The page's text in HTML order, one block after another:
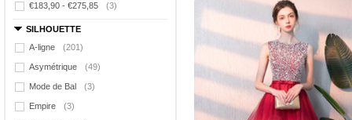
€183,90 - €275,85 (3)
SILHOUETTE
A-ligne
(201)
Asymétrique (49)
Mode de Bal (3)
Empire (3)